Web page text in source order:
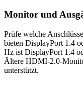
Monitor und
Prüfe welche
bieten DisplayPort 1.4
Hz ist DisplayPort 1.4
Ältere HDMI-2.0-
unterstützt.